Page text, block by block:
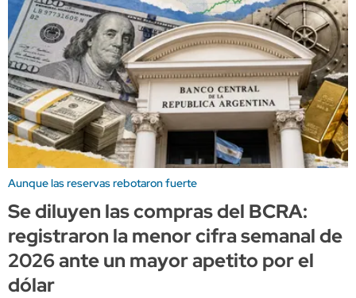
Aunque las reservas rebotaron fuerte
Se diluyen las compras del BCRA:
registraron la menor cifra semanal de
2026 ante un mayor apetito por el
dólar